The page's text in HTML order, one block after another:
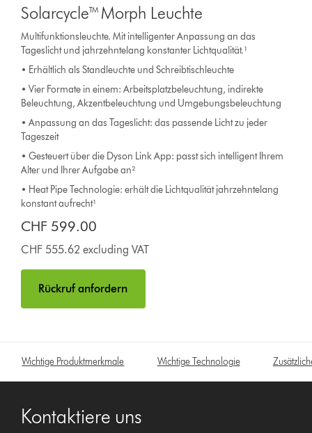
Solarcycle™ Morph Leuchte
Multifunktionsleuchte. Mit intelligenter Anpassung an das
Tageslicht und jahrzehntelang konstanter Lichtqualität.¹
• Erhältlich als Standleuchte und Schreibtischleuchte
• Vier Formate in einem: Arbeitsplatzbeleuchtung, indirekte
Beleuchtung, Akzentbeleuchtung und Umgebungsbeleuchtung
• Anpassung an das Tageslicht: das passende Licht zu jeder
Tageszeit
• Gesteuert über die Dyson Link App: passt sich intelligent Ihrem
Alter und Ihrer Aufgabe an²
• Heat Pipe Technologie: erhält die Lichtqualität jahrzehntelang
konstant aufrecht¹
CHF 599.00
CHF 555.62 excluding VAT
Rückruf anfordern
Wichtige Produktmerkmale Wichtige Technologie
Kontaktiere uns